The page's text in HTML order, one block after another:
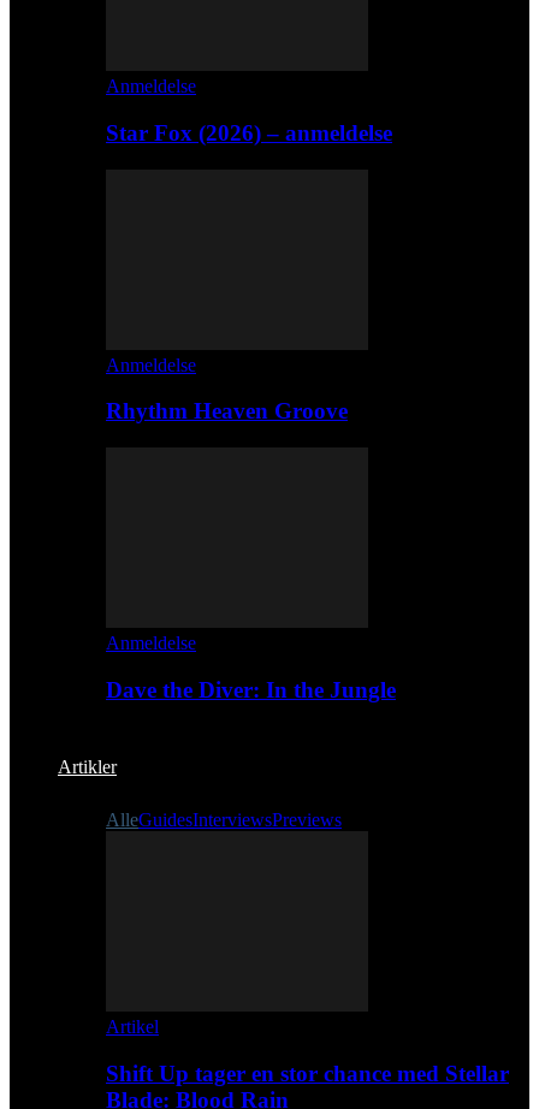
Anmeldelse
Star Fox (2026) – anmeldelse
Anmeldelse
Rhythm Heaven Groove
Anmeldelse
Dave the Diver: In the Jungle
Artikler
AlleGuidesInterviewsPreviews
Artikel
Shift Up tager en stor chance med Stellar
Blade: Blood Rain